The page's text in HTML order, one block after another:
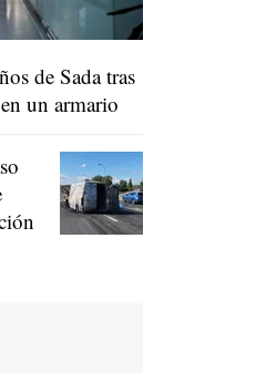
de Sada tras
un armario